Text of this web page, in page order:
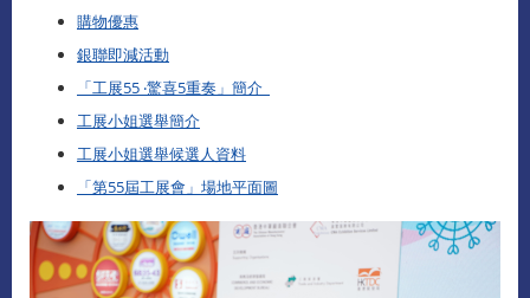
購物優惠
銀聯即減活動
「工展55 ‧驚喜5重奏」簡介
工展小姐選舉簡介
工展小姐選舉候選人資料
「第55屆工展會」場地平面圖